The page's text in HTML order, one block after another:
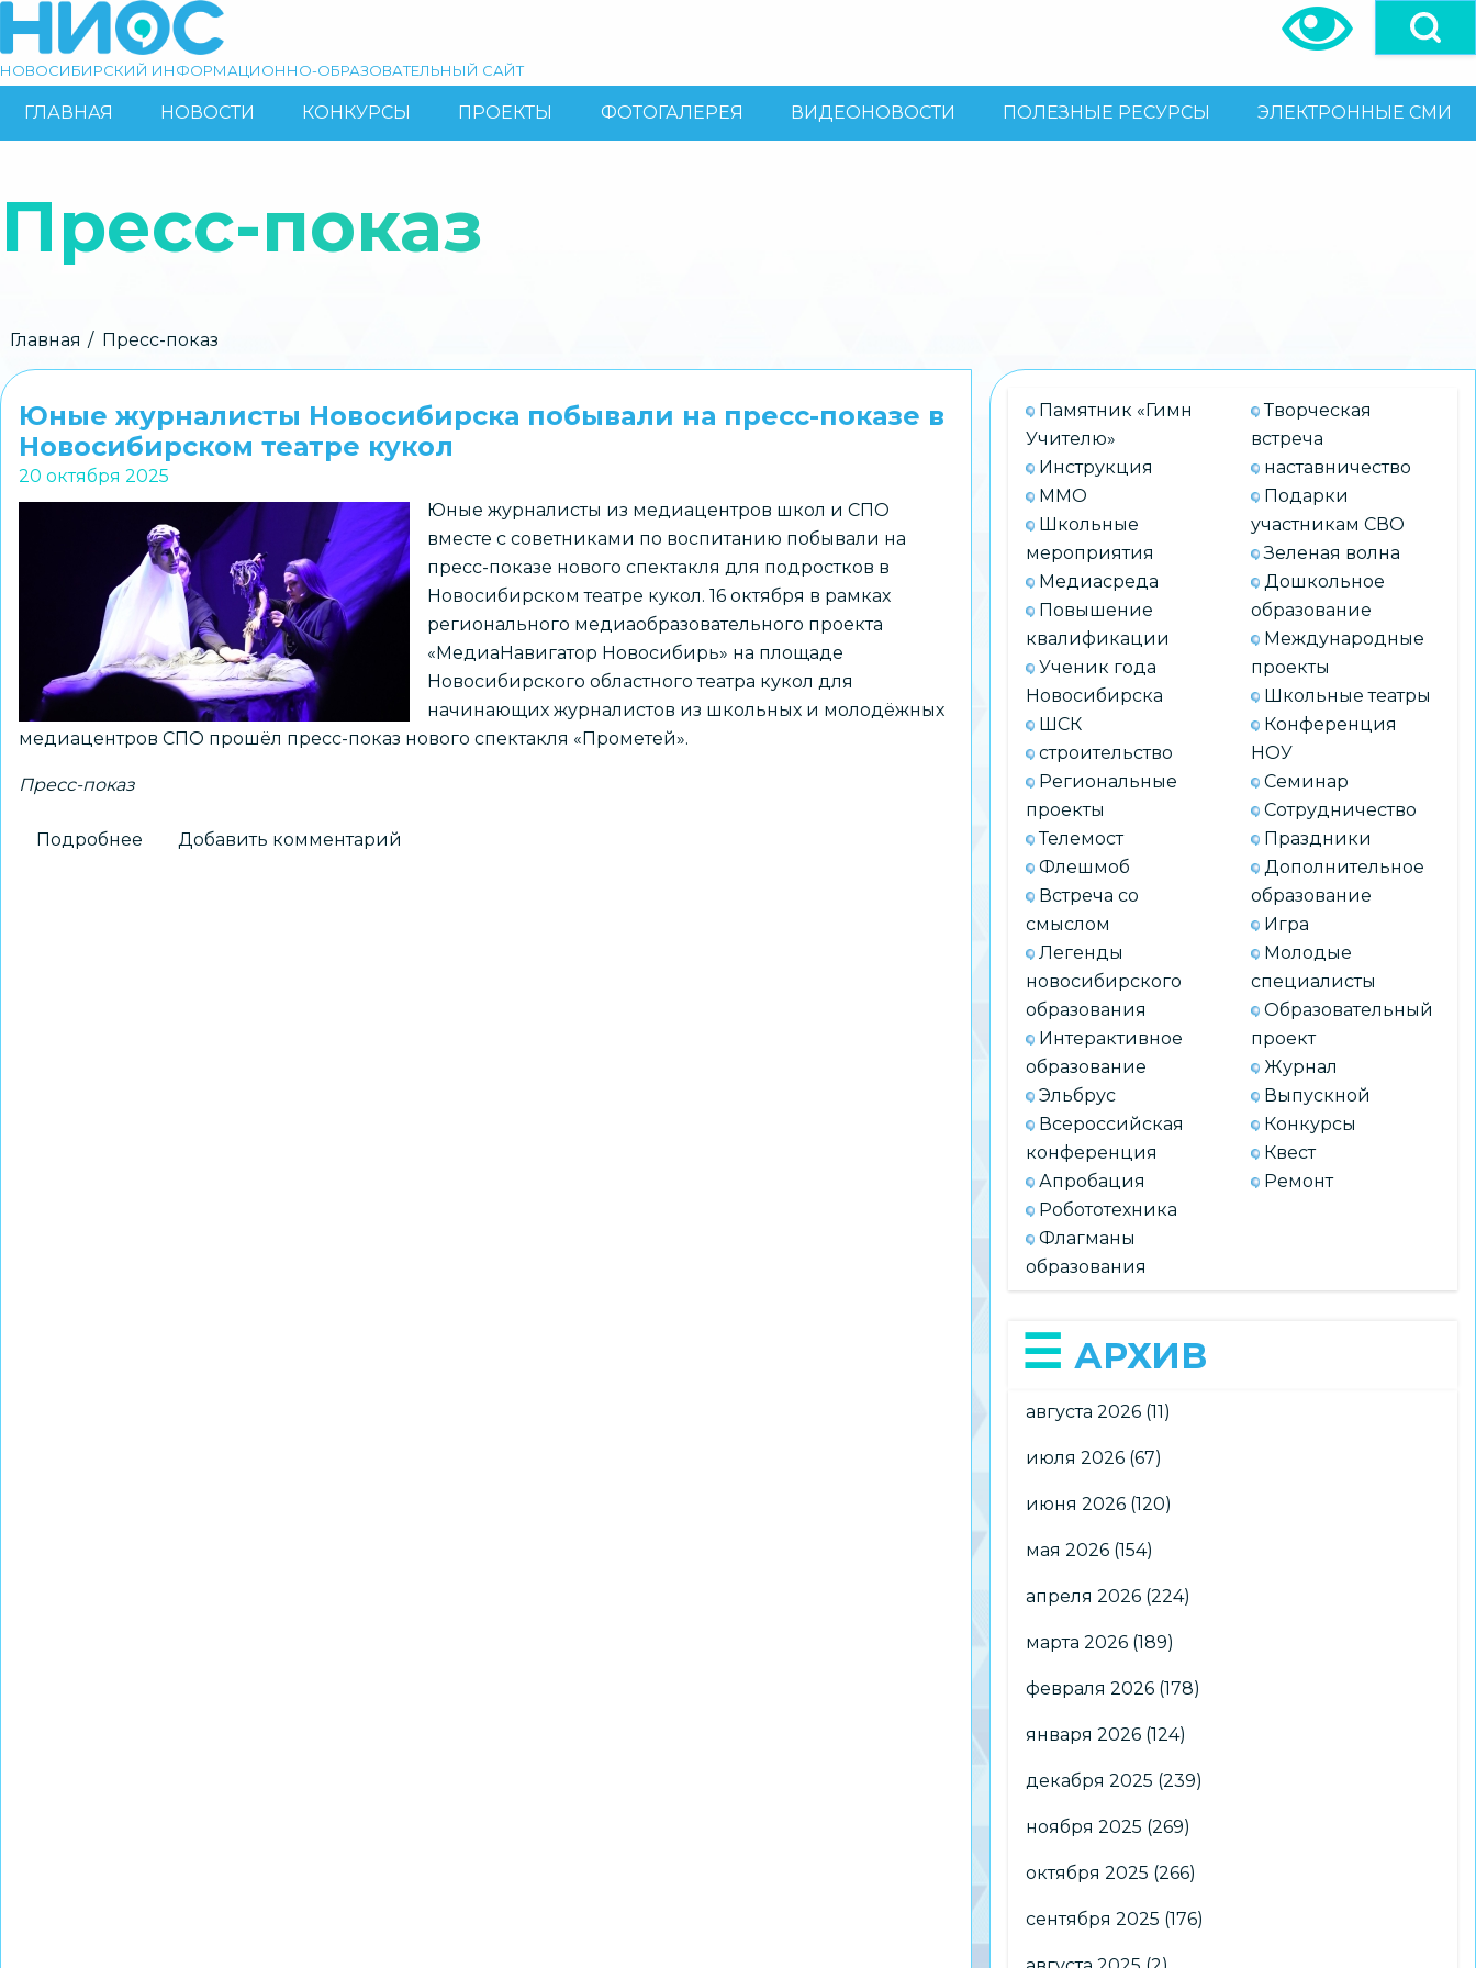
основному
Поиск
НОВОСИБИРСКИЙ ИНФОРМАЦИОННО-ОБРАЗОВАТЕЛЬНЫЙ САЙТ
ОСНОВНАЯ
ГЛАВНАЯ НОВОСТИ КОНКУРСЫ ПРОЕКТЫ ФОТОГАЛЕРЕЯ ВИДЕОНОВОСТИ ПОЛЕЗНЫЕ РЕСУРСЫ ЭЛЕКТРОННЫЕ СМИ
Пресс-показ
Строка
навигации
Главная Пресс-показ
Юные журналисты Новосибирска побывали на пресс-показе в
Новосибирском театре кукол
20 октября 2025
Юные журналисты из медиацентров школ и СПО
вместе с советниками по воспитанию побывали на
пресс-показе нового спектакля для подростков в
Новосибирском театре кукол. 16 октября в рамках
регионального медиаобразовательного проекта
«МедиаНавигатор Новосибирь» на площаде
Новосибирского областного театра кукол для
начинающих журналистов из школьных и молодёжных
медиацентров СПО прошёл пресс-показ нового спектакля «Прометей».
Пресс-показ
Подробнее Добавить комментарий
Памятник «Гимн
Учителю»
Инструкция
ММО
Школьные
мероприятия
Медиасреда
Повышение
квалификации
Ученик года
Новосибирска
ШСК
строительство
Региональные
проекты
Телемост
Флешмоб
Встреча со
смыслом
Легенды
новосибирского
образования
Интерактивное
образование
Эльбрус
Всероссийская
конференция
Апробация
Робототехника
Флагманы
образования
Творческая
встреча
наставничество
Подарки
участникам СВО
Зеленая волна
Дошкольное
образование
Международные
проекты
Школьные театры
Конференция
НОУ
Семинар
Сотрудничество
Праздники
Дополнительное
образование
Игра
Молодые
специалисты
Образовательный
проект
Журнал
Выпускной
Конкурсы
Квест
Ремонт
АРХИВ
августа 2026 (11)
июля 2026 (67)
июня 2026 (120)
мая 2026 (154)
апреля 2026 (224)
марта 2026 (189)
февраля 2026 (178)
января 2026 (124)
декабря 2025 (239)
ноября 2025 (269)
октября 2025 (266)
сентября 2025 (176)